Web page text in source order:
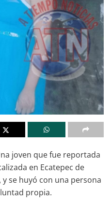
joven que fue reportada
en Ecatepec de
se huyó con una persona
propia.